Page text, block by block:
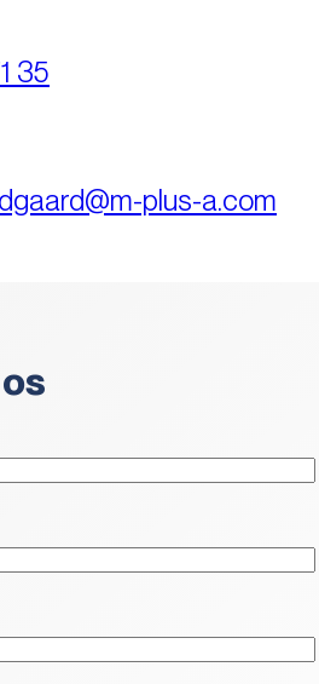
35
plus-a.com